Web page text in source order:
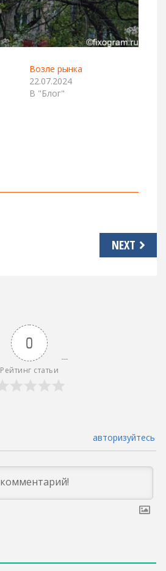
Возле рынка
22.07.2024
В "Блог"
NEXT
0
Рейтинг статьи
авторизуйтесь